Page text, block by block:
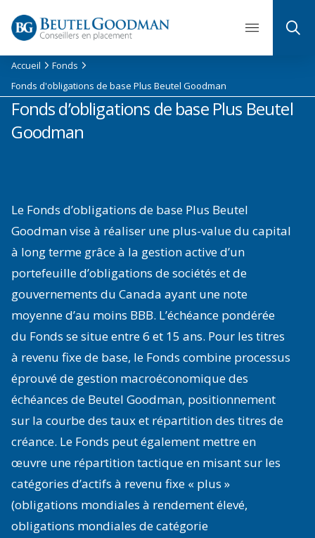
Accueil
Fonds
Fonds d'obligations de base Plus Beutel Goodman
Fonds d’obligations de base Plus Beutel
Goodman
Le Fonds d’obligations de base Plus Beutel
Goodman vise à réaliser une plus-value du capital
à long terme grâce à la gestion active d’un
portefeuille d’obligations de sociétés et de
gouvernements du Canada ayant une note
moyenne d’au moins BBB. L’échéance pondérée
du Fonds se situe entre 6 et 15 ans. Pour les titres
à revenu fixe de base, le Fonds combine processus
éprouvé de gestion macroéconomique des
échéances de Beutel Goodman, positionnement
sur la courbe des taux et répartition des titres de
créance. Le Fonds peut également mettre en
œuvre une répartition tactique en misant sur les
catégories d’actifs à revenu fixe « plus »
(obligations mondiales à rendement élevé,
obligations mondiales de catégorie